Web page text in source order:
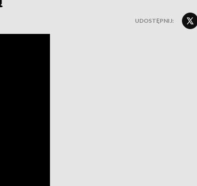
UDOSTĘPNIJ: